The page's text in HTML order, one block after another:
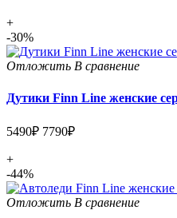
+
-30%
Отложить В сравнение
Дутики Finn Line женские
5490₽ 7790₽
+
-44%
Отложить В сравнение